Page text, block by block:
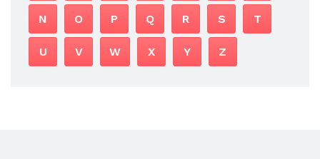
N O P Q R S T
U V W X Y Z